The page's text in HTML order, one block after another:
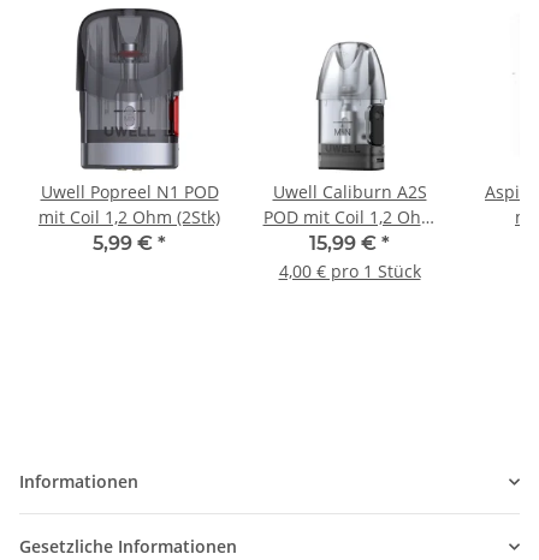
Uwell Popreel N1 POD
mit Coil 1,2 Ohm (2Stk)
5,99 € *
Uwell Caliburn A2S
POD mit Coil 1,2 Ohm
(4Stk)
15,99 € *
4,00 € pro 1 Stück
Informationen
Gesetzliche Informationen